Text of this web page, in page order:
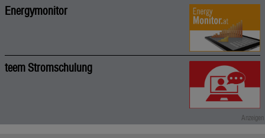
Energymonitor
teem Stromschulung